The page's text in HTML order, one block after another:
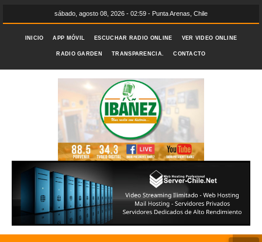
sábado, agosto 08, 2026 - 02:59 - Punta Arenas, Chile
INICIO APP MÓVIL ESCUCHAR RADIO ONLINE VER VIDEO ONLINE
RADIO GARDEN TRANSPARENCIA. CONTACTO